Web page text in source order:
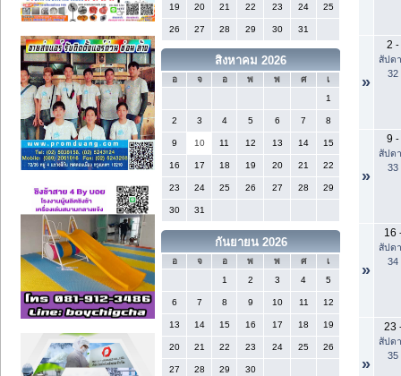
19 20 21 22 23 24 25
26 27 28 29 30 31
สิงหาคม 2026
อ จ อ พ พ ศ
เ
1
2 3 4 5 6 7 8
9 10 11 12 13 14 15
16 17 18 19 20 21 22
23 24 25 26 27 28 29
30 31
กันยายน 2026
อ จ อ พ พ ศ
เ
1
2 3 4 5
6 7 8 9 10 11 12
13 14 15 16 17 18 19
20 21 22 23 24 25 26
27 28 29 30
»
2 -
สัปด
32
»
9 -
สัปด
33
»
16
สัปด
34
»
23
สัปด
35